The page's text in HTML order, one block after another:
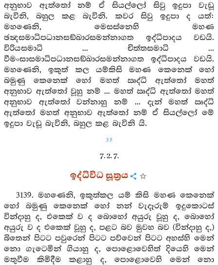
අනුභාව ඇත්තෝ නම් ඒ සියල්ලෝ සිවු ඉදුපා වැඩූ
බැවිනි, බහුල කළ බැවිනි. කවර සිවු ඉදුපා ද යත්:
මහණෙනි, මෙසස්නෙහි මහණ
ඡන්‍දසමාධිපධානසඞ්ඛාරසමන්නාගත ඉද්ධිපාදය වඩයි.
විරියසමාධි ... චිත්තසමාධි ...
වීමංසාසමාධිපධානසඞ්ඛාරසමන්නාගත ඉද්ධිපාදය වඩයි.
මහණෙනි, ඉකුත් කල යම්කිසි මහණ කෙනෙක් හෝ
බමුණු කෙනෙක් හෝ මහත් ඍද්ධි ඇත්තෝ මහත්
අනුභාව ඇත්තෝ වූහු නම් ... මහත් ඍද්ධි ඇත්තෝ මහත්
අනුභාව ඇත්තෝ වන්නාහු නම් ... දැන් මහත් ඍද්ධි
ඇත්තෝ මහත් අනුභාව ඇත්තෝ නම් ඒ සියල්ලෝ මේ
ඉදුපා වැඩූ බැවිනි, බහුල කළ බැවිනි යි.
35
7. 2. 7.
ඉද්ධිවිධ සූත්‍රය
3139. මහණෙනි, ඉකුත්කල යම් කිසි මහණ කෙනෙක්
හෝ බමුණු කෙනෙක් හෝ නන් වැදෑරුම් ඉදුකොටස්
වින්දාහු ද, එකෙක් ව ද බොහෝ අයුරු වූහු ද, බොහෝ
අයුරු ව ද එකෙක් වූහු ද, පළට බව මුවහ බව (වින්දාහු ද,)
බිතෙන් පිටට පවුරෙන් පිටට පව්වෙන් පිටට අහස්හි මෙන්
නො ගැටෙමින් ගියාහු ද, පොළොවෙහිත් දියෙහි මෙන්
මතුවීම කිමිදීම කළාහු ද, පොළොවෙහි මෙන් නො